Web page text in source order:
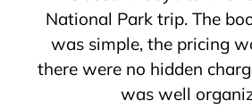
National Park trip. The
was simple, the pricing
there were no hidden
was well